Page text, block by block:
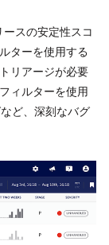
スの安定性スコ
ターを使用する
リアージが必要
ィルターを使用
ど、深刻なバグ